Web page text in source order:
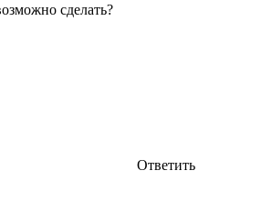
сделать?
Ответить